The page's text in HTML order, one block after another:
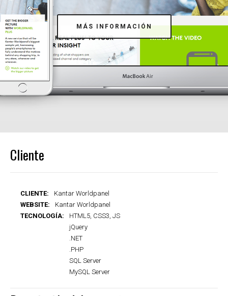
MÁS INFORMACIÓN
Cliente
CLIENTE:
Kantar Worldpanel
WEBSITE:
Kantar Worldpanel
TECNOLOGÍA:
HTML5, CSS3, JS
jQuery
.NET
.PHP
SQL Server
MySQL Server